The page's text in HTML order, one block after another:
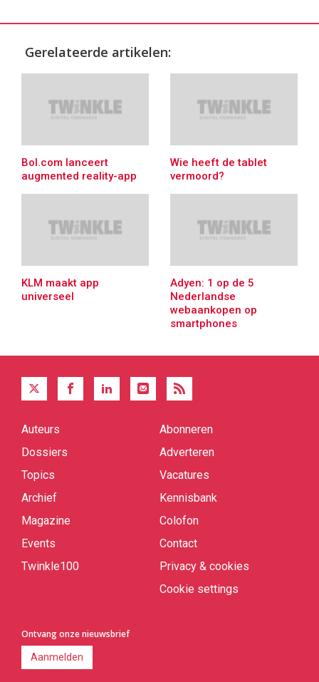
Gerelateerde artikelen:
Bol.com lanceert
augmented reality-app
Wie heeft de tablet
vermoord?
KLM maakt app
universeel
Adyen: 1 op de 5
Nederlandse
webaankopen op
smartphones
Quick
Auteurs
Dossiers
Topics
Archief
Magazine
Events
Twinkle100
Abonneren
Adverteren
Vacatures
Kennisbank
Colofon
Contact
Privacy & cookies
Cookie settings
Ontvang onze nieuwsbrief
Aanmelden